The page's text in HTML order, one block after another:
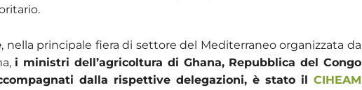
, nella principale fiera di settore del Mediterraneo organizzata da
i ministri dell’agricoltura di Ghana, Repubblica del Congo
dalla rispettive delegazioni, è stato il CIHEAM